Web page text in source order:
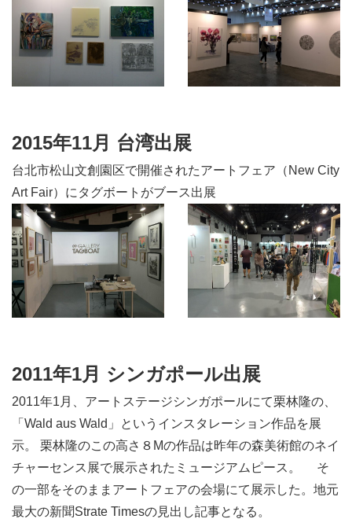
2015年11月 台湾出展
台北市松山文創園区で開催されたアートフェア（New City
Art Fair）にタグボートがブース出展
2011年1月 シンガポール出展
2011年1月、アートステージシンガポールにて栗林隆の、
「Wald aus Wald」というインスタレーション作品を展
示。 栗林隆のこの高さ８Mの作品は昨年の森美術館のネイ
チャーセンス展で展示されたミュージアムピース。 そ
の一部をそのままアートフェアの会場にて展示した。地元
最大の新聞Strate Timesの見出し記事となる。